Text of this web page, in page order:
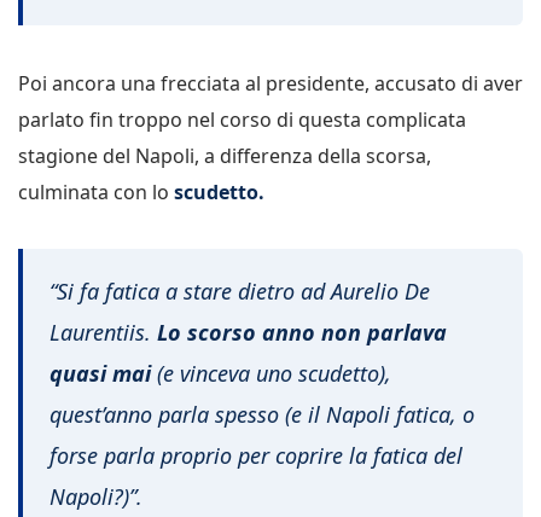
Poi ancora una frecciata al presidente, accusato di aver
parlato fin troppo nel corso di questa complicata
stagione del Napoli, a differenza della scorsa,
culminata con lo scudetto.
“Si fa fatica a stare dietro ad Aurelio De
Laurentiis. Lo scorso anno non parlava
quasi mai(e vinceva uno scudetto),
quest’anno parla spesso (e il Napoli fatica, o
forse parla proprio per coprire la fatica del
Napoli?)”.